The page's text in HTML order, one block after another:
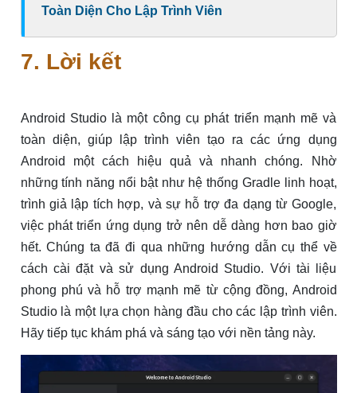
Toàn Diện Cho Lập Trình Viên
7. Lời kết
Android Studio là một công cụ phát triển mạnh mẽ và
toàn diện, giúp lập trình viên tạo ra các ứng dụng
Android một cách hiệu quả và nhanh chóng. Nhờ
những tính năng nổi bật như hệ thống Gradle linh hoạt,
trình giả lập tích hợp, và sự hỗ trợ đa dạng từ Google,
việc phát triển ứng dụng trở nên dễ dàng hơn bao giờ
hết. Chúng ta đã đi qua những hướng dẫn cụ thể về
cách cài đặt và sử dụng Android Studio. Với tài liệu
phong phú và hỗ trợ mạnh mẽ từ cộng đồng, Android
Studio là một lựa chọn hàng đầu cho các lập trình viên.
Hãy tiếp tục khám phá và sáng tạo với nền tảng này.